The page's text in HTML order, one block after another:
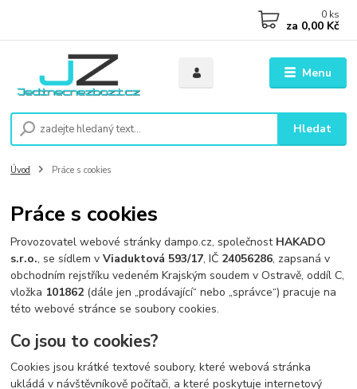
Menu
Hledat
0 ks
za 0,00 Kč
Úvod Práce s cookies
Práce s cookies
Provozovatel webové stránky dampo.cz, společnost HAKADO
s.r.o., se sídlem vViaduktová 593/17, IČ 24056286, zapsaná v
obchodním rejstříku vedeném Krajským soudem v Ostravě, oddíl C,
vložka 101862 (dále jen „prodávající“ nebo „správce“) pracuje na
této webové stránce se soubory cookies.
Co jsou to cookies?
Cookies jsou krátké textové soubory, které webová stránka
ukládá v návštěvníkově počítači, a které poskytuje internetový